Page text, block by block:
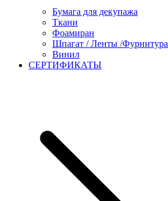
Бумага для декупажа
Ткани
Фоамиран
Шпагат / Ленты /Фурнитура
Винил
СЕРТИФИКАТЫ